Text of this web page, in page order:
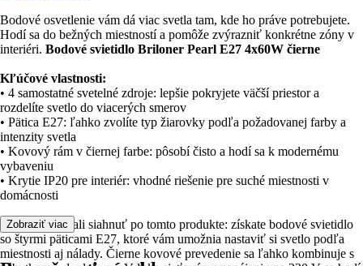
Bodové osvetlenie vám dá viac svetla tam, kde ho práve potrebujete.
Hodí sa do bežných miestností a pomôže zvýrazniť konkrétne zóny v
interiéri. Bodové svietidlo Briloner Pearl E27 4x60W čierne
Kľúčové vlastnosti:
• 4 samostatné svetelné zdroje: lepšie pokryjete väčší priestor a
rozdelíte svetlo do viacerých smerov
• Pätica E27: ľahko zvolíte typ žiarovky podľa požadovanej farby a
intenzity svetla
• Kovový rám v čiernej farbe: pôsobí čisto a hodí sa k modernému
vybaveniu
• Krytie IP20 pre interiér: vhodné riešenie pre suché miestnosti v
domácnosti
Preto by ste mali siahnuť po tomto produkte: získate bodové svietidlo
so štyrmi päticami E27, ktoré vám umožnia nastaviť si svetlo podľa
miestnosti aj nálady. Čierne kovové prevedenie sa ľahko kombinuje s
Zobraziť viac